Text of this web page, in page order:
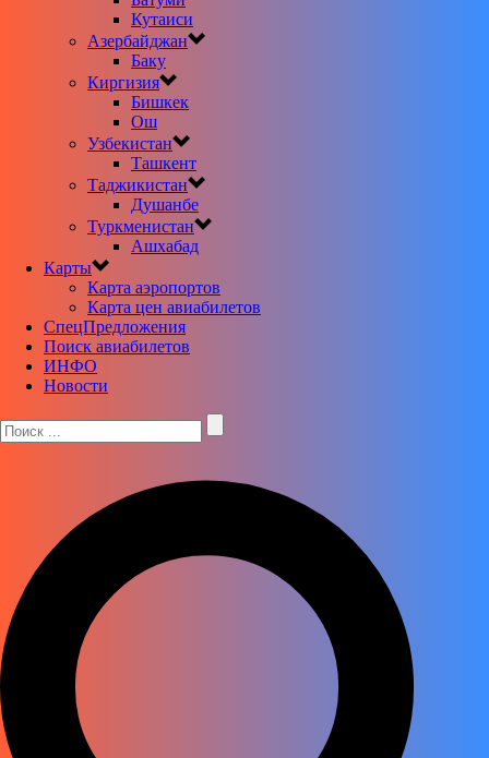
Кутаиси
Азербайджан
Баку
Киргизия
Бишкек
Ош
Узбекистан
Ташкент
Таджикистан
Душанбе
Туркменистан
Ашхабад
Карты
Карта аэропортов
Карта цен авиабилетов
CпецПредложения
Поиск авиабилетов
ИНФО
Новости